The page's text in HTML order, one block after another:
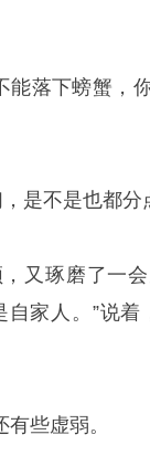
能落下螃蟹，
是不是也都分
又琢磨了一
家人。”说
些虚弱。